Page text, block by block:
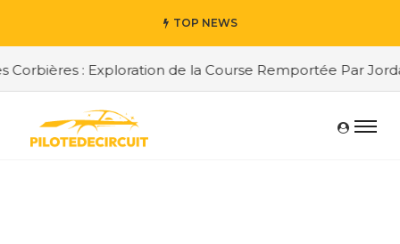
TOP NEWS
: Exploration de la Course Remportée Par Jordan